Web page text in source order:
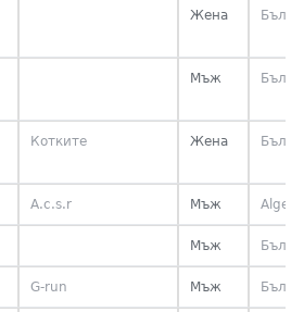
Жена
Мъж
Котките Жена
A.c.s.r Мъж Algeria
Мъж
G-run Мъж